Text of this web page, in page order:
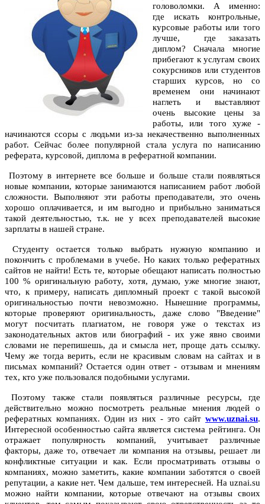
головоломки. А именно:
где искать контрольные,
курсовые работы или того
лучше,
где заказать
диплом? Сначала многие
прибегают к услугам своих
сокурсников или студентов
старших курсов, но со
временем они начинают
наглеть и выставляют
очень высокие цены за
работы, или того хуже -
начинаются ссоры с людьми из-за некачественно выполненных
работ. Сейчас более популярной стала услуга по написанию
реферата, курсовой, диплома в рефератной компании.
Поэтому в интернете все больше и больше стали появляться
новые компании, которые занимаются написанием работ любой
сложности. Выполняют эти работы преподаватели, это очень
хорошо оплачивается, и им выгодно и прибыльно заниматься
такой деятельностью, т.к. не у всех преподавателей высокие
зарплаты в нашей стране.
Студенту остается только выбрать нужную компанию и
покончить с проблемами в учебе. Но каких только рефератных
сайтов не найти! Есть те, которые обещают написать полностью
100 % оригинальную работу, хотя, думаю, уже многие знают,
что, к примеру, написать дипломный проект с такой высокой
оригинальностью почти невозможно. Нынешние программы,
которые проверяют оригинальность, даже слово "Введение"
могут посчитать плагиатом, не говоря уже о текстах из
законодательных актов или биографий - их уже явно своими
словами не перепишешь, да и смысла нет, проще дать ссылку.
Чему же тогда верить, если не красивым словам на сайтах и в
письмах компаний? Остается один ответ - отзывам и мнениям
тех, кто уже пользовался подобными услугами.
Поэтому также стали появляться различные ресурсы, где
действительно можно посмотреть реальные мнения людей о
рефератных компаниях. Один из них - это сайт www.uznai.su.
Интересной особенностью сайта является система рейтинга. Он
отражает популярность компаний, учитывает различные
факторы, даже то, отвечает ли компания на отзывы, решает ли
конфликтные ситуации и как. Если просматривать отзывы о
компаниях, можно заметить, какие компании заботятся о своей
репутации, а какие нет. Чем дальше, тем интересней. На uznai.su
можно найти компании, которые отвечают на отзывы своих